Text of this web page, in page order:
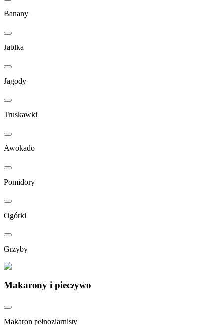
Banany
Jabłka
Jagody
Truskawki
Awokado
Pomidory
Ogórki
Grzyby
Makarony i pieczywo
Makaron pełnoziarnisty